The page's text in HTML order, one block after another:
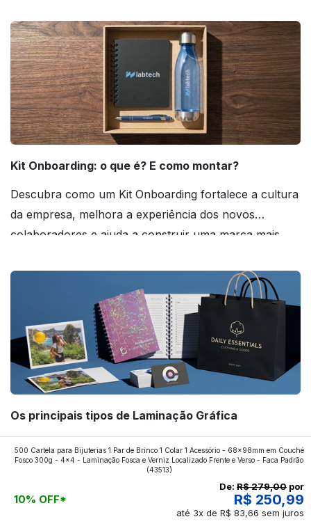
Kit Onboarding: o que é? E como montar?
Descubra como um Kit Onboarding fortalece a cultura
da empresa, melhora a experiência dos novos
colaboradores e ajuda a construir uma marca mais
Os principais tipos de Laminação Gráfica
Quer saber quais os tipos de laminações mais
aplicados nos impressos da gráfica FuturaIM? Então,
continue a leitura que vamos revelar para você!
500 Cartela para Bijuterias 1 Par de Brinco 1 Colar 1 Acessório - 68x98mm em Couché
Fosco 300g - 4x4 - Laminação Fosca e Verniz Localizado Frente e Verso - Faca Padrão
(43513)
10% OFF*
De: R$ 279,00 por
R$ 250,99
até 3x de R$ 83,66 sem juros